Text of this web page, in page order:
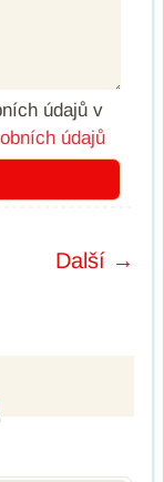
údajů v
údajů
Další →